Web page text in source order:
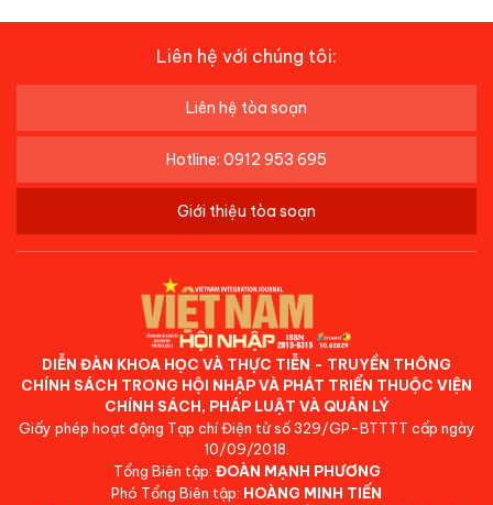
Liên hệ với chúng tôi:
Liên hệ tòa soạn
Hotline: 0912 953 695
Giới thiệu tòa soạn
DIỄN ĐÀN KHOA HỌC VÀ THỰC TIỄN - TRUYỀN THÔNG
CHÍNH SÁCH TRONG HỘI NHẬP VÀ PHÁT TRIỂN THUỘC VIỆN
CHÍNH SÁCH, PHÁP LUẬT VÀ QUẢN LÝ
Giấy phép hoạt động Tạp chí Điện tử số 329/GP-BTTTT cấp ngày
10/09/2018.
Tổng Biên tập: ĐOÀN MẠNH PHƯƠNG
Phó Tổng Biên tập: HOÀNG MINH TIẾN